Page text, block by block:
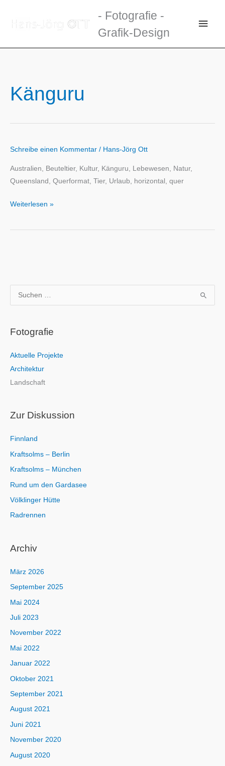
Inhalt
- Fotografie -
Grafik-Design
Känguru
Schreibe einen Kommentar / Hans-Jörg Ott
Australien, Beuteltier, Kultur, Känguru, Lebewesen, Natur,
Queensland, Querformat, Tier, Urlaub, horizontal, quer
Weiterlesen »
u
h
n
n
a
h
Fotografie
Aktuelle Projekte
Architektur
Landschaft
Zur Diskussion
Finnland
Kraftsolms – Berlin
Kraftsolms – München
Rund um den Gardasee
Völklinger Hütte
Radrennen
Archiv
März 2026
September 2025
Mai 2024
Juli 2023
November 2022
Mai 2022
Januar 2022
Oktober 2021
September 2021
August 2021
Juni 2021
November 2020
August 2020